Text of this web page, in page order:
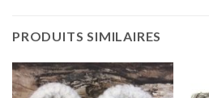
PRODUITS SIMILAIRES